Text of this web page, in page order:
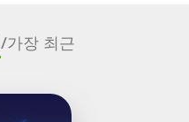
/가장 최근